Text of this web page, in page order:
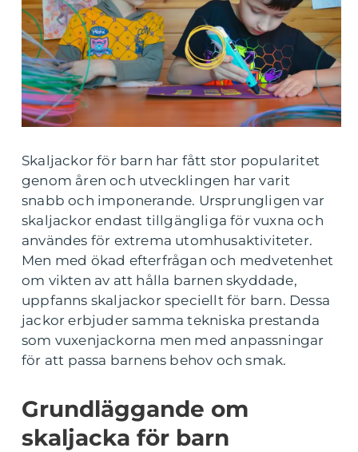
Skaljackor för barn har fått stor popularitet
genom åren och utvecklingen har varit
snabb och imponerande. Ursprungligen var
skaljackor endast tillgängliga för vuxna och
användes för extrema utomhusaktiviteter.
Men med ökad efterfrågan och medvetenhet
om vikten av att hålla barnen skyddade,
uppfanns skaljackor speciellt för barn. Dessa
jackor erbjuder samma tekniska prestanda
som vuxenjackorna men med anpassningar
för att passa barnens behov och smak.
Grundläggande om
skaljacka för barn